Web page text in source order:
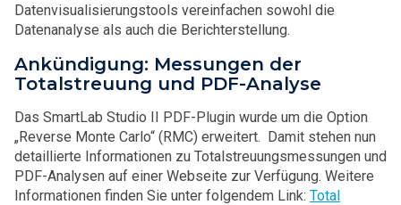
Datenvisualisierungstools vereinfachen sowohl die
Datenanalyse als auch die Berichterstellung.
Ankündigung: Messungen der
Totalstreuung und PDF-Analyse
Das SmartLab Studio II PDF-Plugin wurde um die Option
„Reverse Monte Carlo“ (RMC) erweitert. Damit stehen nun
detaillierte Informationen zu Totalstreuungsmessungen und
PDF-Analysen auf einer Webseite zur Verfügung. Weitere
Informationen finden Sie unter folgendem Link: Total